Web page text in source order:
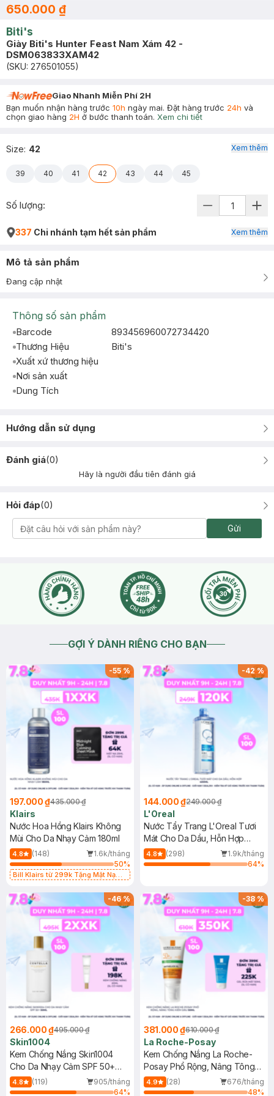
650.000 ₫
Biti's
Giày Biti's Hunter Feast Nam Xám 42 -
DSM063833XAM42
(SKU: 276501055)
Giao Nhanh Miễn Phí 2H
Bạn muốn nhận hàng trước 10h ngày mai. Đặt hàng trước 24h và
chọn giao hàng 2H ở bước thanh toán. Xem chi tiết
Size: 42
39 40 41 42 43 44 45
Xem thêm
Số lượng:
337 Chi nhánh tạm hết sản phẩm Xem thêm
Mô tả sản phẩm
Đang cập nhật
Thông số sản phẩm
Barcode
893456960072734420
Thương Hiệu
Biti's
Xuất xứ thương hiệu
Nơi sản xuất
Dung Tích
Hướng dẫn sử dụng
Đánh giá(0)
Hãy là người đầu tiên đánh giá
Hỏi đáp(0)
Gửi
GỢI Ý DÀNH RIÊNG CHO BẠN
-55%
197.000 ₫435.000 ₫
Klairs
Nước Hoa Hồng Klairs Không
Mùi Cho Da Nhạy Cảm 180ml
4.8 (148)
1.6k/tháng
50%
Bill Klairs từ 299k Tặng Mặt Nạ
25ml (SL Có Hạn)
-42%
144.000 ₫249.000 ₫
L'Oreal
Nước Tẩy Trang L'Oreal Tươi
Mát Cho Da Dầu, Hỗn Hợp
400ml
4.8 (298)
1.9k/tháng
64%
-46%
266.000 ₫495.000 ₫
Skin1004
Kem Chống Nắng Skin1004
Cho Da Nhạy Cảm SPF 50+
50ml
4.8 (119)
905/tháng
64%
-38%
381.000 ₫610.000 ₫
La Roche-Posay
Kem Chống Nắng La Roche-
Posay Phổ Rộng, Nâng Tông
Kiềm Dầu 50ml
4.9 (28)
676/tháng
48%